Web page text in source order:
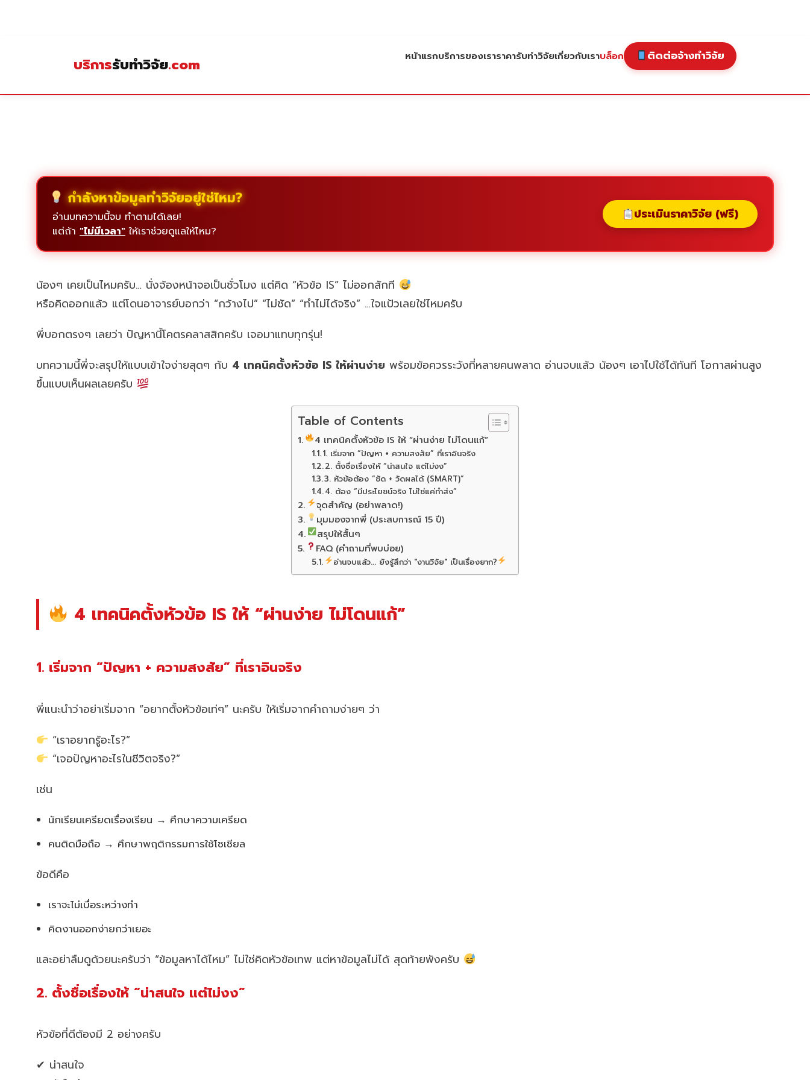
บริการรับทำวิจัย.com หน้าแรกบริการของเราราคารับทำวิจัยเกี่ยวกับเราบล็อก ติดต่อจ้างทำวิจัย
กำลังหาข้อมูลทำวิจัยอยู่ใช่ไหม?
อ่านบทความนี้จบ ทำตามได้เลย!
แต่ถ้า "ไม่มีเวลา" ให้เราช่วยดูแลให้ไหม?
ประเมินราคาวิจัย (ฟรี)
น้องๆ เคยเป็นไหมครับ… นั่งจ้องหน้าจอเป็นชั่วโมง แต่คิด “หัวข้อ IS” ไม่ออกสักที
หรือคิดออกแล้ว แต่โดนอาจารย์บอกว่า “กว้างไป” “ไม่ชัด” “ทำไม่ได้จริง” …ใจแป้วเลยใช่ไหมครับ
พี่บอกตรงๆ เลยว่า ปัญหานี้โคตรคลาสสิกครับ เจอมาแทบทุกรุ่น!
บทความนี้พี่จะสรุปให้แบบเข้าใจง่ายสุดๆ กับ 4 เทคนิคตั้งหัวข้อ IS ให้ผ่านง่าย พร้อมข้อควรระวังที่หลายคนพลาด อ่านจบแล้ว น้องๆ เอาไปใช้ได้ทันที โอกาสผ่านสูง
ขึ้นแบบเห็นผลเลยครับ
Table of Contents
4 เทคนิคตั้งหัวข้อ IS ให้ “ผ่านง่าย ไม่โดนแก้”
1. เริ่มจาก “ปัญหา + ความสงสัย” ที่เราอินจริง
2. ตั้งชื่อเรื่องให้ “น่าสนใจ แต่ไม่งง”
3. หัวข้อต้อง “ชัด + วัดผลได้ (SMART)”
4. ต้อง “มีประโยชน์จริง ไม่ใช่แค่ทำส่ง”
จุดสำคัญ (อย่าพลาด!)
มุมมองจากพี่ (ประสบการณ์ 15 ปี)
สรุปให้สั้นๆ
FAQ (คำถามที่พบบ่อย)
อ่านจบแล้ว... ยังรู้สึกว่า "งานวิจัย" เป็นเรื่องยาก?
4 เทคนิคตั้งหัวข้อ IS ให้ “ผ่านง่าย ไม่โดนแก้”
1. เริ่มจาก “ปัญหา + ความสงสัย” ที่เราอินจริง
พี่แนะนำว่าอย่าเริ่มจาก “อยากตั้งหัวข้อเท่ๆ” นะครับ ให้เริ่มจากคำถามง่ายๆ ว่า
“เราอยากรู้อะไร?”
“เจอปัญหาอะไรในชีวิตจริง?”
เช่น
นักเรียนเครียดเรื่องเรียน → ศึกษาความเครียด
คนติดมือถือ → ศึกษาพฤติกรรมการใช้โซเชียล
ข้อดีคือ
เราจะไม่เบื่อระหว่างทำ
คิดงานออกง่ายกว่าเยอะ
และอย่าลืมดูด้วยนะครับว่า “ข้อมูลหาได้ไหม” ไม่ใช่คิดหัวข้อเทพ แต่หาข้อมูลไม่ได้ สุดท้ายพังครับ
2. ตั้งชื่อเรื่องให้ “น่าสนใจ แต่ไม่งง”
หัวข้อที่ดีต้องมี 2 อย่างครับ
✔ น่าสนใจ